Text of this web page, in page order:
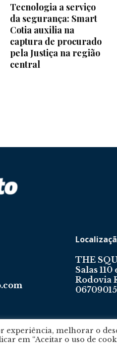
Tecnologia a serviço
da segurança: Smart
Cotia auxilia na
captura de procurado
pela Justiça na região
central
THE
Salas 110
Rodovia
experiência, melhorar o
em “Aceitar o uso de